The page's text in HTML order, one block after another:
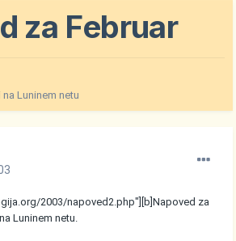
za Februar
Luninem netu
2003/napoved2.php"][b]Napoved za
Luninem netu.